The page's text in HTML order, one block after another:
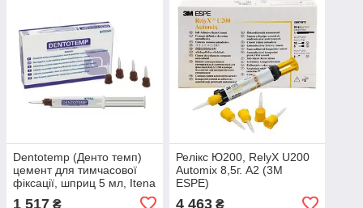
Dentotemp (Денто темп)
цемент для тимчасової
фіксації, шприц 5 мл, Itena
1 517 ₴
Релікс Ю200, RelyX U200
Automix 8,5г. A2 (3M
ESPE)
4 463₴